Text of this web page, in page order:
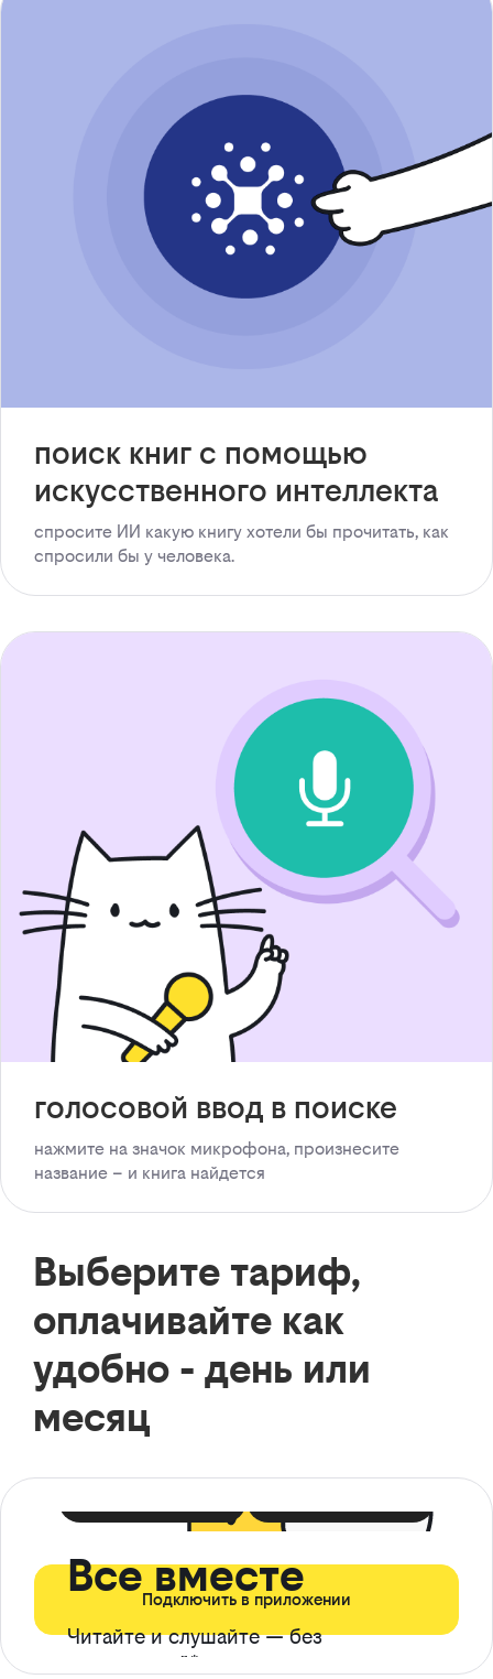
поиск книг с помощью
искусственного интеллекта
спросите ИИ какую книгу хотели бы прочитать, как
спросили бы у человека.
голосовой ввод в поиске
нажмите на значок микрофона, произнесите
название – и книга найдется
Выберите тариф,
оплачивайте как
удобно - день или
месяц
Все вместе
Читайте и слушайте — без
ограничений*
Подключить в приложении